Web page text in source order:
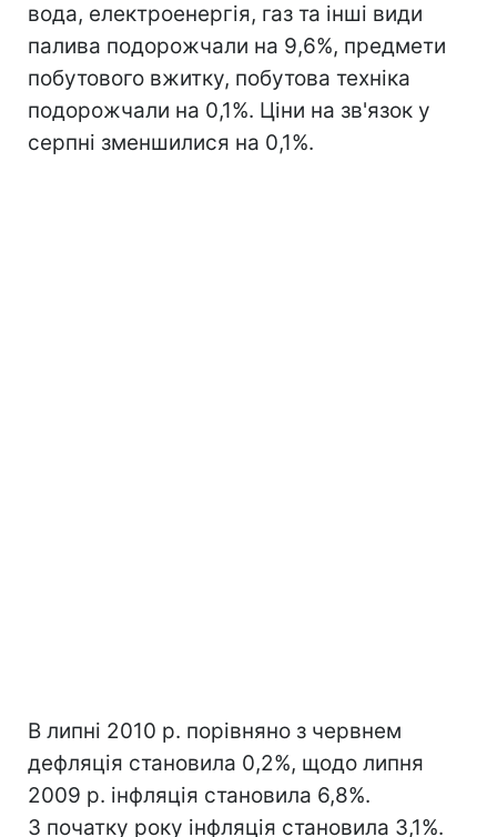
вода, електроенергія, газ та інші види
палива подорожчали на 9,6%, предмети
побутового вжитку, побутова техніка
подорожчали на 0,1%. Ціни на зв'язок у
серпні зменшилися на 0,1%.
В липні 2010 р. порівняно з червнем
дефляція становила 0,2%, щодо липня
2009 р. інфляція становила 6,8%.
З початку року інфляція становила 3,1%.